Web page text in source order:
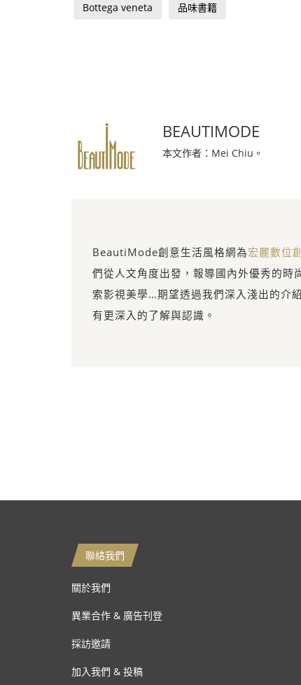
Bottega veneta 品味書籍
BEAUTIMODE
本文作者：Mei Chiu。
BeautiMode創意生活風格網為宏麗數位
們從人文角度出發，報導國內外優秀的時
索影視美學…期望透過我們深入淺出的介
有更深入的了解與認識。
聯絡我們
關於我們
異業合作 & 廣告刊登
採訪邀請
加入我們 & 投稿